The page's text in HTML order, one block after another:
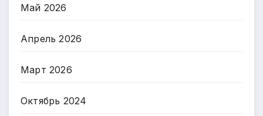
Май 2026
Апрель 2026
Март 2026
Октябрь 2024